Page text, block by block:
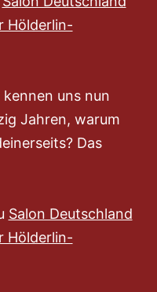
Hölderlin-
uns nun
Jahren, warum
Das
Salon Deutschland
Hölderlin-